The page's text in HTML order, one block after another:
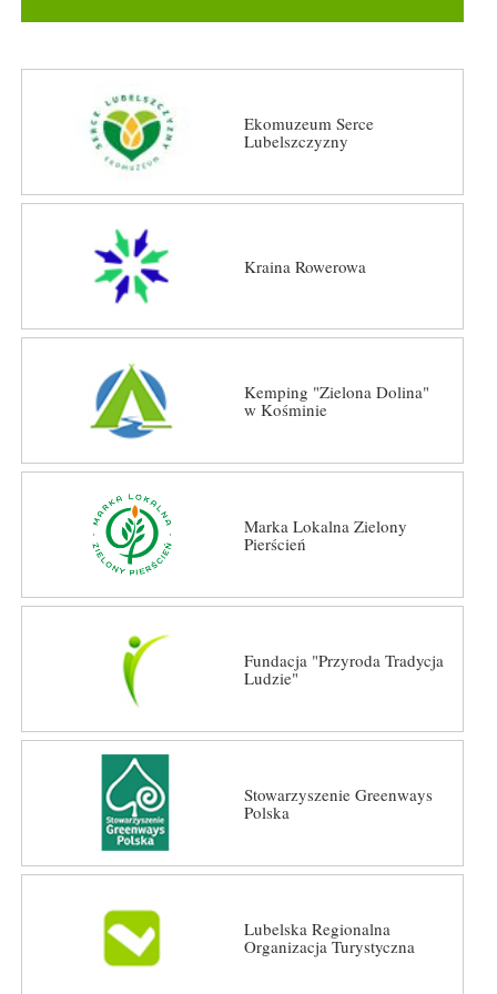
Ekomuzeum Serce
Lubelszczyzny
Kraina Rowerowa
Kemping "Zielona Dolina"
w Kośminie
Marka Lokalna Zielony
Pierścień
Fundacja "Przyroda Tradycja
Ludzie"
Stowarzyszenie Greenways
Polska
Lubelska Regionalna
Organizacja Turystyczna